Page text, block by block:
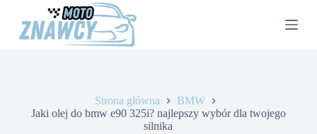
Strona główna
BMW
Jaki olej do bmw e90 325i? najlepszy wybór dla twojego
silnika